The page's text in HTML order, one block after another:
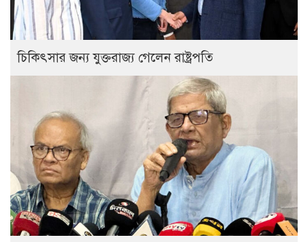
চিকিৎসার জন্য যুক্তরাজ্য গেলেন রাষ্ট্রপতি